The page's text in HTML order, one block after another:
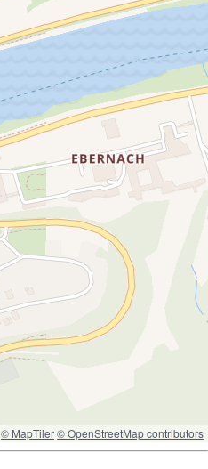
© MapTiler© OpenStreetMap contributors